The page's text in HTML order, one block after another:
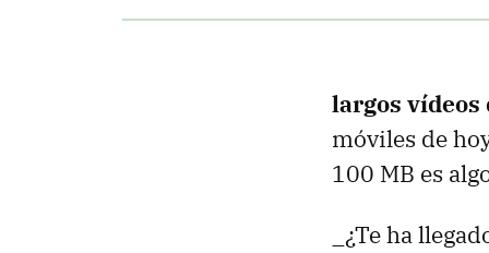
largos vídeos
móviles de
100 MB es
_¿Te ha